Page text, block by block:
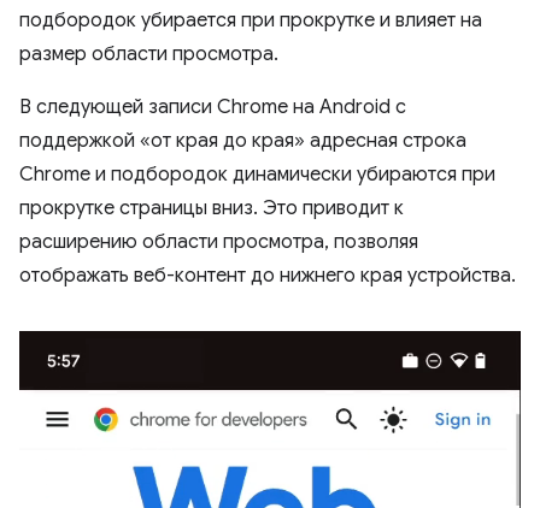
подбородок убирается при прокрутке и влияет на
размер области просмотра.
В следующей записи Chrome на Android с
поддержкой «от края до края» адресная строка
Chrome и подбородок динамически убираются при
прокрутке страницы вниз. Это приводит к
расширению области просмотра, позволяя
отображать веб-контент до нижнего края устройства.